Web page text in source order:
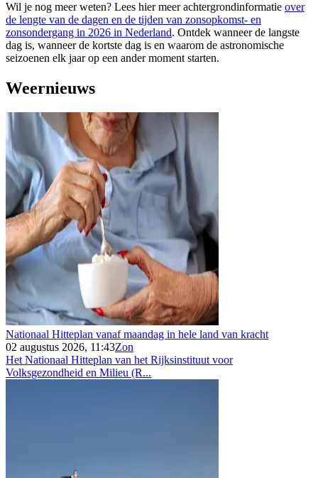
Wil je nog meer weten? Lees hier meer achtergrondinformatie over
de lengte van de dagen en de tijden van zonsopkomst- en
zonsondergang in 2026 in Nederland. Ontdek wanneer de langste
dag is, wanneer de kortste dag is en waarom de astronomische
seizoenen elk jaar op een ander moment starten.
Weernieuws
Nationaal Hitteplan vanaf maandag in hele land van kracht
02 augustus 2026, 11:43Zon
Het Nationaal Hitteplan van het Rijksinstituut voor
Volksgezondheid en Milieu (R...